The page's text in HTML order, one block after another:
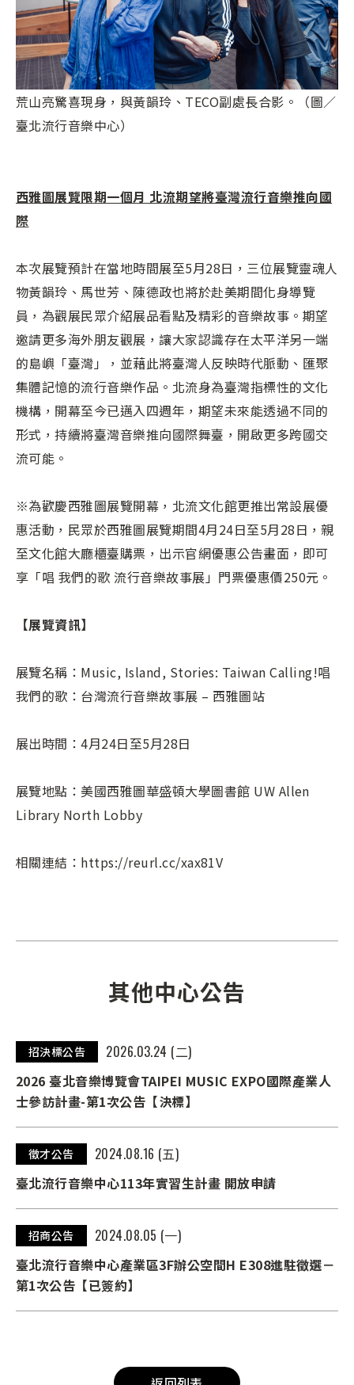
荒山亮驚喜現身，與黃韻玲、TECO副處長合影。（圖／
臺北流行音樂中心）
西雅圖展覽限期一個月 北流期望將臺灣流行音樂推向國
際
本次展覽預計在當地時間展至5月28日，三位展覽靈魂人
物黃韻玲、馬世芳、陳德政也將於赴美期間化身導覽
員，為觀展民眾介紹展品看點及精彩的音樂故事。期望
邀請更多海外朋友觀展，讓大家認識存在太平洋另一端
的島嶼「臺灣」，並藉此將臺灣人反映時代脈動、匯聚
集體記憶的流行音樂作品。北流身為臺灣指標性的文化
機構，開幕至今已邁入四週年，期望未來能透過不同的
形式，持續將臺灣音樂推向國際舞臺，開啟更多跨國交
流可能。
※為歡慶西雅圖展覽開幕，北流文化館更推出常設展優
惠活動，民眾於西雅圖展覽期間4月24日至5月28日，親
至文化館大廳櫃臺購票，出示官網優惠公告畫面，即可
享「唱 我們的歌 流行音樂故事展」門票優惠價250元。
【展覽資訊】
展覽名稱：Music, Island, Stories: Taiwan Calling!唱
我們的歌：台灣流行音樂故事展 – 西雅圖站
展出時間：4月24日至5月28日
展覽地點：美國西雅圖華盛頓大學圖書館 UW Allen
Library North Lobby
相關連結：https://reurl.cc/xax81V
其他中心公告
招決標公告
2026.03.24 (二)
2026 臺北音樂博覽會TAIPEI MUSIC EXPO國際產業人
士參訪計畫-第1次公告【決標】
徵才公告
2024.08.16 (五)
臺北流行音樂中心113年實習生計畫 開放申請
招商公告
2024.08.05 (一)
臺北流行音樂中心產業區3F辦公空間H E308進駐徵選－
第1次公告【已簽約】